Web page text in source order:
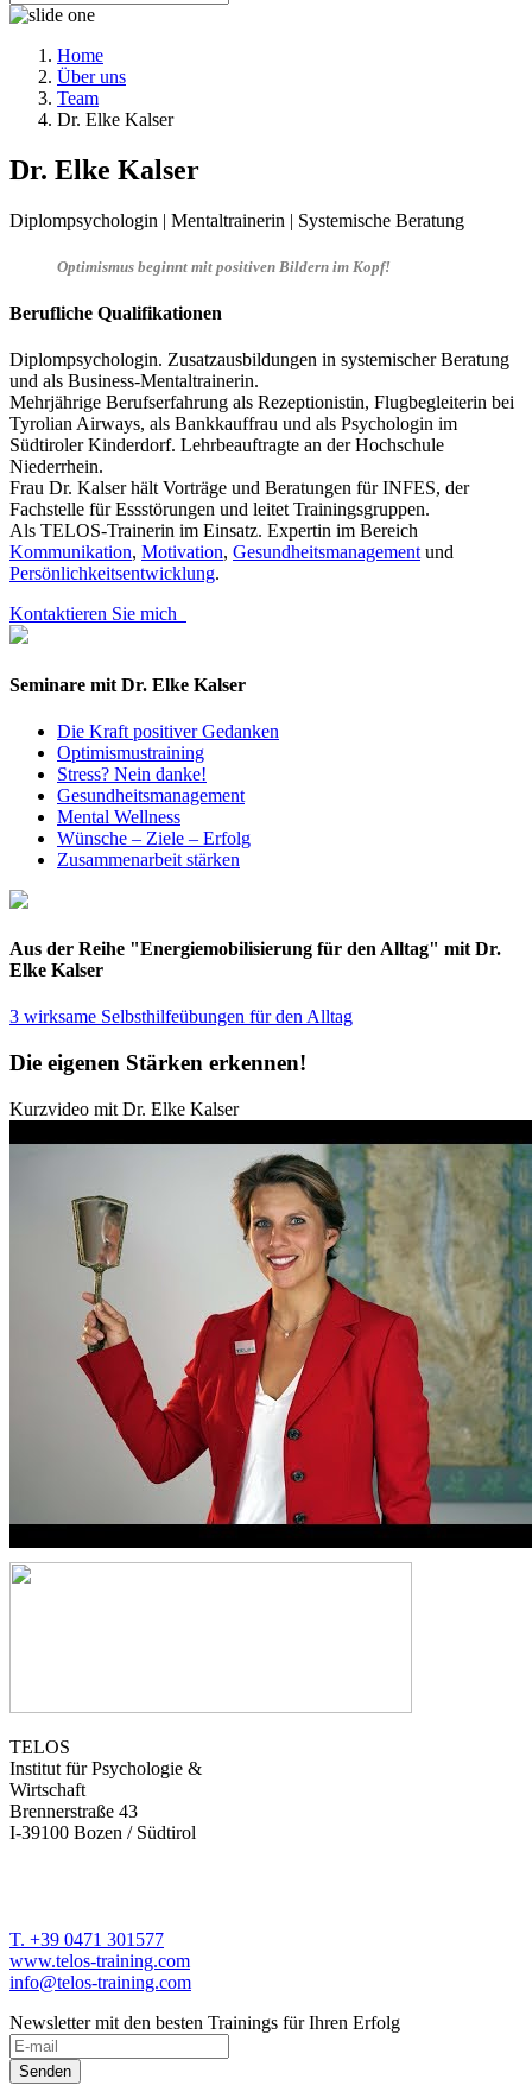
Home
Über uns
Team
Dr. Elke Kalser
Dr. Elke Kalser
Diplompsychologin | Mentaltrainerin | Systemische Beratung
Optimismus beginnt mit positiven Bildern im Kopf!
Berufliche Qualifikationen
Diplompsychologin. Zusatzausbildungen in systemischer Beratung
und als Business-Mentaltrainerin.
Mehrjährige Berufserfahrung als Rezeptionistin, Flugbegleiterin bei
Tyrolian Airways, als Bankkauffrau und als Psychologin im
Südtiroler Kinderdorf. Lehrbeauftragte an der Hochschule
Niederrhein.
Frau Dr. Kalser hält Vorträge und Beratungen für INFES, der
Fachstelle für Essstörungen und leitet Trainingsgruppen.
Als TELOS-Trainerin im Einsatz. Expertin im Bereich
Kommunikation, Motivation, Gesundheitsmanagementund
Persönlichkeitsentwicklung.
Kontaktieren Sie mich
Seminare mit Dr. Elke Kalser
Die Kraft positiver Gedanken
Optimismustraining
Stress? Nein danke!
Gesundheitsmanagement
Mental Wellness
Wünsche – Ziele – Erfolg
Zusammenarbeit stärken
Aus der Reihe "Energiemobilisierung für den Alltag" mit Dr.
Elke Kalser
3 wirksame Selbsthilfeübungen für den Alltag
Die eigenen Stärken erkennen!
Kurzvideo mit Dr. Elke Kalser
TELOS
Institut für Psychologie &
Wirtschaft
Brennerstraße 43
I-39100 Bozen / Südtirol
T. +39 0471 301577
www.telos-training.com
info@telos-training.com
Newsletter mit den besten Trainings für Ihren Erfolg